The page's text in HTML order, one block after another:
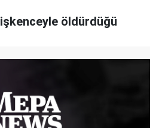
öldürdüğü